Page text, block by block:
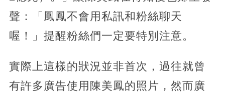
聲：「鳳鳳不會用私訊和粉絲聊天
喔！」提醒粉絲們一定要特別注意。
實際上這樣的狀況並非首次，過往就曾
有許多廣告使用陳美鳳的照片，然而廣